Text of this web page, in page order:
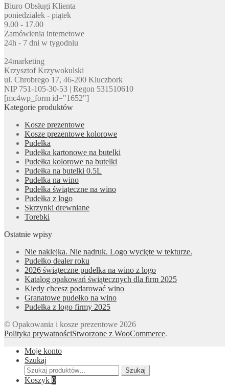
Biuro Obsługi Klienta
poniedziałek - piątek
9.00 - 17.00
Zamówienia internetowe
24h - 7 dni w tygodniu
24marketing
Krzysztof Krzywokulski
ul. Chrobrego 17, 46-200 Kluczbork
NIP 751-105-30-53 | Regon 531510610
[mc4wp_form id="1652"]
Kategorie produktów
Kosze prezentowe
Kosze prezentowe kolorowe
Pudełka
Pudełka kartonowe na butelki
Pudełka kolorowe na butelki
Pudełka na butelki 0.5L
Pudełka na wino
Pudełka świąteczne na wino
Pudełka z logo
Skrzynki drewniane
Torebki
Ostatnie wpisy
Nie naklejka. Nie nadruk. Logo wycięte w tekturze.
Pudełko dealer roku
2026 świąteczne pudełka na wino z logo
Katalog opakowań świątecznych dla firm 2025
Kiedy chcesz podarować wino
Granatowe pudełko na wino
Pudełka z logo firmy 2025
© Opakowania i kosze prezentowe 2026
Polityka prywatnościStworzone z WooCommerce.
Moje konto
Szukaj
Szukaj:
Szukaj
Koszyk 0